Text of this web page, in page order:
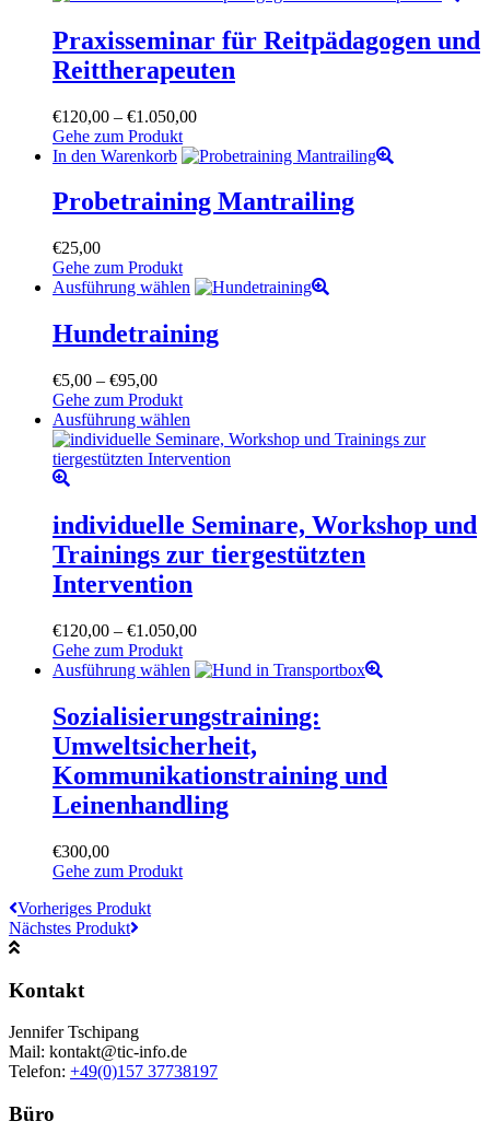
mehrere
Varianten
auf.
Optionen
auf
der
Produktseite
gewählt
Praxisseminar für Reitpädagogen und
Reittherapeuten
€120,00 – €1.050,00Preisspanne:
bis
Gehe zum Produkt
In den Warenkorb
Probetraining Mantrailing
€25,00
Gehe zum Produkt
Ausführung wählen Dieses
weist
mehrere
können
auf
gewählt
werden
Hundetraining
€5,00 – €95,00Preisspanne:
€5,00
bis
€95,00
Gehe zum Produkt
Ausführung wählen
Produkt
weist
auf.
Die
Optionen
auf
Produktseite
werden
individuelle Seminare, Workshop und
Trainings zur tiergestützten
Intervention
€120,00 – €1.050,00Preisspanne:
bis
Gehe zum Produkt
Ausführung wählen Dieses
weist
mehrere
Varianten
auf.
Die
Optionen
Sozialisierungstraining:
Umweltsicherheit,
Kommunikationstraining und
Leinenhandling
€300,00
Gehe zum Produkt
Vorheriges Produkt
Nächstes Produkt
Kontakt
Jennifer Tschipang
Mail: kontakt@tic-info.de
Telefon: ‭ +49(0)157 37738197‬
Büro